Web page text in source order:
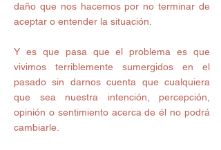
daño que nos hacemos por no terminar de
aceptar o entender la situación.
Y es que pasa que el problema es que
vivimos terriblemente sumergidos en el
pasado sin darnos cuenta que cualquiera
que sea nuestra intención, percepción,
opinión o sentimiento acerca de él no podrá
cambiarle.